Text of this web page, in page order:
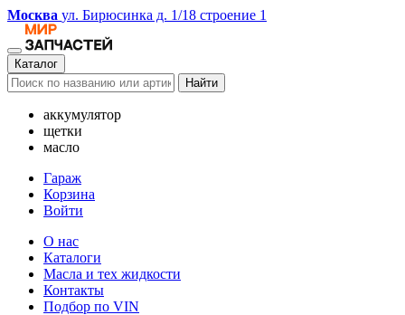
Москва ул. Бирюсинка д. 1/18 строение 1
Каталог
Найти
аккумулятор
щетки
масло
Гараж
Корзина
Войти
О нас
Каталоги
Масла и тех жидкости
Контакты
Подбор по VIN